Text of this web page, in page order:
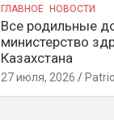
ГЛАВНОЕ НОВОСТИ
Все родильные
министерство
Казахстана
27 июля, 2026